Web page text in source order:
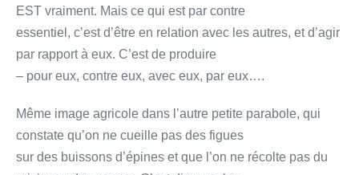
EST vraiment. Mais ce qui est par contre
essentiel, c’est d’être en relation avec les autres, et d’agir
par rapport à eux. C’est de produire
– pour eux, contre eux, avec eux, par eux….
Même image agricole dans l’autre petite parabole, qui
constate qu’on ne cueille pas des figues
sur des buissons d’épines et que l’on ne récolte pas du